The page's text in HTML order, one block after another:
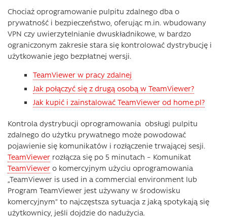
Chociaż oprogramowanie pulpitu zdalnego dba o
prywatność i bezpieczeństwo, oferując m.in. wbudowany
VPN czy uwierzytelnianie dwuskładnikowe, w bardzo
ograniczonym zakresie stara się kontrolować dystrybucję i
użytkowanie jego bezpłatnej wersji.
TeamViewer w pracy zdalnej
Jak połączyć się z drugą osobą w TeamViewer?
Jak kupić i zainstalować TeamViewer od home.pl?
Kontrola dystrybucji oprogramowania obsługi pulpitu
zdalnego do użytku prywatnego może powodować
pojawienie się komunikatów i rozłączenie trwającej sesji.
TeamViewer rozłącza się po 5 minutach – Komunikat
TeamViewer o komercyjnym użyciu oprogramowania
„TeamViewer is used in a commercial environment lub
Program TeamViewer jest używany w środowisku
komercyjnym” to najczęstsza sytuacja z jaką spotykają się
użytkownicy, jeśli dojdzie do nadużycia.